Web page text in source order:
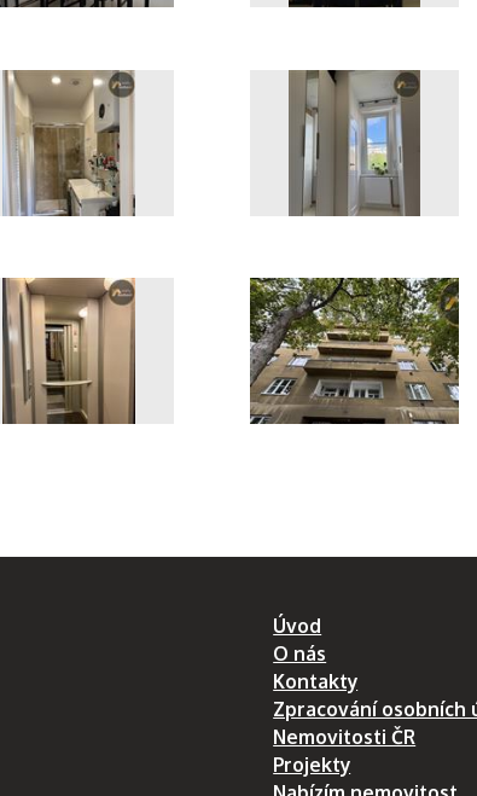
Úvod
O nás
Kontakty
Zpracování osobních
Nemovitosti ČR
Projekty